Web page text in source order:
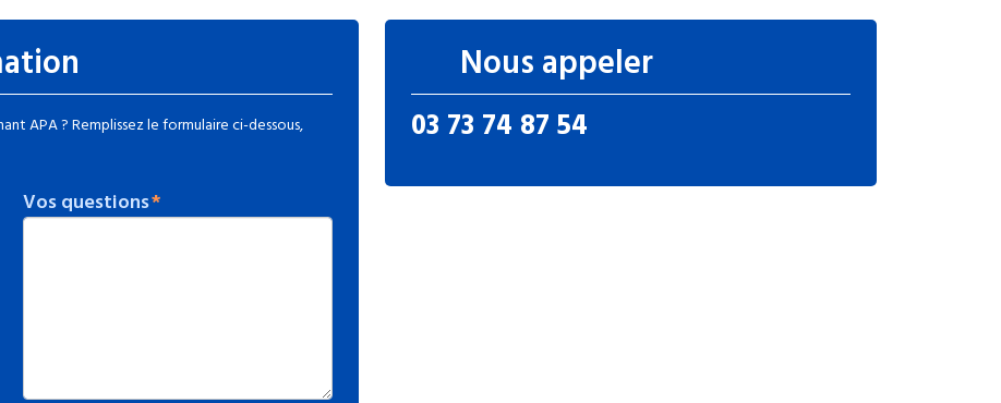
APA ? Remplissez le formulaire ci-dessous,
Vos questions
Nous appeler
03 73 74 87 54